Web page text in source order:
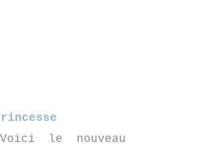
Voici le nouveau